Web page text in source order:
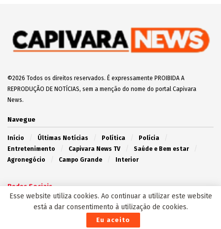
©2026 Todos os direitos reservados. É expressamente PROIBIDA A
REPRODUÇÃO DE NOTÍCIAS, sem a menção do nome do portal Capivara
News.
Navegue
Início Últimas Notícias Política
Polícia
Entretenimento
Capivara News TV
Saúde e Bem estar
Agronegócio
Campo Grande Interior
Redes Sociais
Esse website utiliza cookies. Ao continuar a utilizar este website
está a dar consentimento à utilização de cookies.
Eu aceito